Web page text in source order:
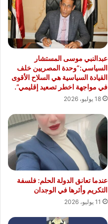
عبدالنبي موسى المستشار
السياسي:”وحدة المصريين خلف
القيادة السياسية هي السلاح الأقوى
في مواجهة اخطر تصعيد إقليمي”.
18 يوليو، 2026
عندما تعانق الدولة الحلم: فلسفة
التكريم وأثرها في الوجدان
11 يوليو، 2026